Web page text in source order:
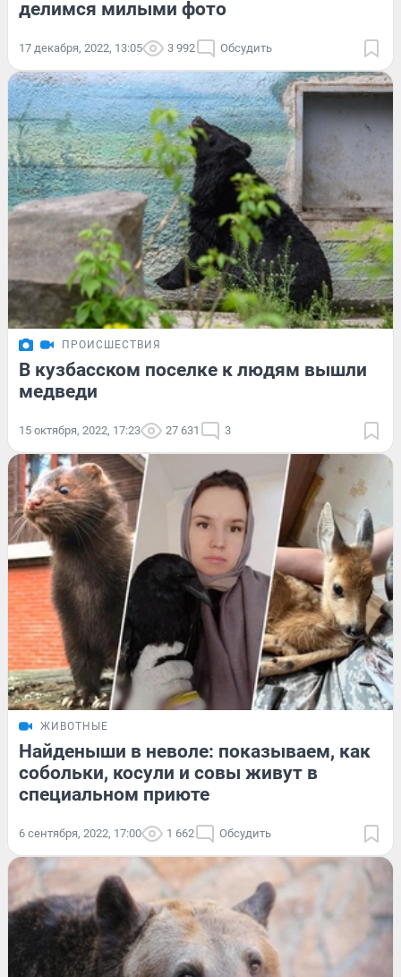
делимся милыми фото
17 декабря, 2022, 13:05 3 992 Обсудить
ПРОИСШЕСТВИЯ
В кузбасском поселке к людям вышли
медведи
15 октября, 2022, 17:23 27 631 3
ЖИВОТНЫЕ
Найденыши в неволе: показываем, как
собольки, косули и совы живут в
специальном приюте
6 сентября, 2022, 17:00 1 662 Обсудить